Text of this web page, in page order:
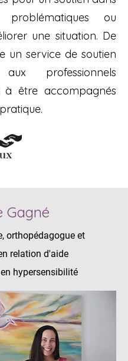
problématiques ou
une situation. De
un service de soutien
professionnels
à être accompagnés
Gagné
orthopédagogue et
relation d'aide
hypersensibilité